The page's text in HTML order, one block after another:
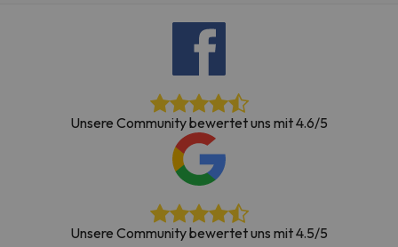
Unsere Community bewertet uns mit 4.6/5
Unsere Community bewertet uns mit 4.5/5